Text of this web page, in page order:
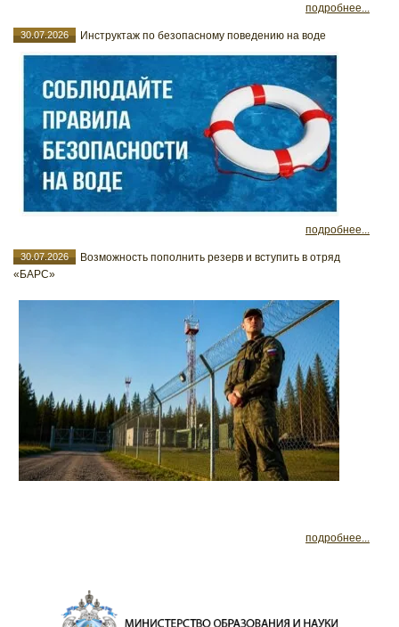
подробнее...
30.07.2026 Инструктаж по безопасному поведению на воде
подробнее...
30.07.2026
Возможность пополнить резерв и вступить в отряд
«БАРС»
подробнее...